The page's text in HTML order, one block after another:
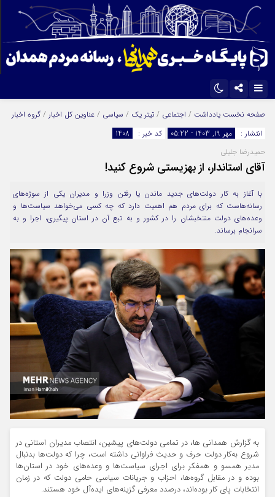
اینستاگرام
تلگرام
ایتا
صفحه نخست یادداشت / اجتماعی / تیتر یک / سیاسی / عناوین کل اخبار / گروه اخبار
انتشار :
مهر 19, 1403 - 05:22 کد خبر :
1408
حمیدرضا جلیلی
آقای استاندار، از بهزیستی شروع کنید!
با آغاز به کار دولت‌های جدید ماندن یا رفتن وزرا و مدیران یکی از سوژه‌های
رسانه‌‌هاست که برای مردم هم اهمیت دارد که چه کسی می‌خواهد سیاست‌ها و
وعده‌های دولت منتخبشان را در کشور و به تبع آن در استان پیگیری، اجرا و به
سرانجام برساند.
به گزارش همدانی ها، در تمامی دولت‌های پیشین، انتصاب مدیران استانی در
شروع به‌کار دولت حرف و حدیث فراوانی داشته است، چرا که دولت‌ها بدنبال
مدیر همسو و همفکر برای اجرای سیاست‌ها و وعده‌های خود در استان‌ها
بوده و در مقابل گروه‌ها، احزاب و جریانات سیاسی حامی دولت که در زمان
انتخابات پای کار بوده‌اند، درصدد معرفی گزینه‌های ایده‌آل خود هستند.